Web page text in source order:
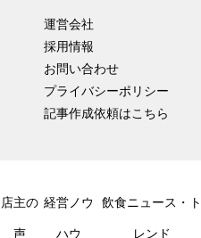
運営会社
採用情報
お問い合わせ
プライバシーポリシー
記事作成依頼はこちら
店主の
声
経営ノウ
ハウ
飲食ニュース・ト
レンド